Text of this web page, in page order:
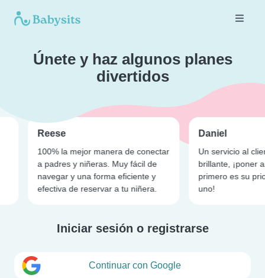
Únete y haz algunos planes
divertidos
Reese
100% la mejor manera de conectar
a padres y niñeras. Muy fácil de
navegar y una forma eficiente y
efectiva de reservar a tu niñera.
Daniel
Un servicio al
brillante, ¡poner
primero es su
uno!
Iniciar sesión o registrarse
Continuar con Google